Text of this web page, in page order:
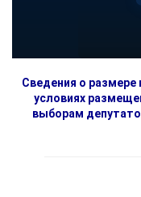
Сведения о размере
условиях
выборам